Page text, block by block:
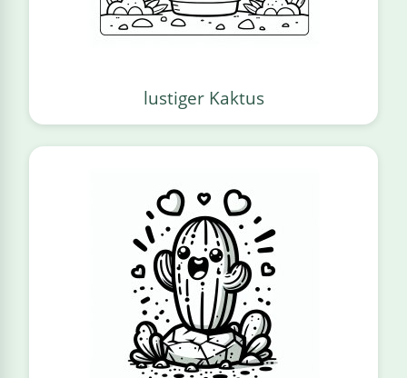
lustiger Kaktus